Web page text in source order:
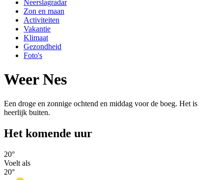
Neerslagradar
Zon en maan
Activiteiten
Vakantie
Klimaat
Gezondheid
Foto's
Weer Nes
Een droge en zonnige ochtend en middag voor de boeg. Het is
heerlijk buiten.
Het komende uur
20°
Voelt als
20°